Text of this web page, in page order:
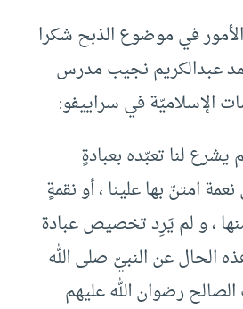
في موضوع الذبح شكرا
عبدالكريم نجيب مدرس
الإسلاميّة في سراييفو:
يشرع لنا تعبّده بعبادةٍ
امتنّ بها علينا ، أو نقمةٍ
، و لم يَرِد تخصيص عبادة
الحال عن النبيّ صلى الله
رضوان الله عليهم